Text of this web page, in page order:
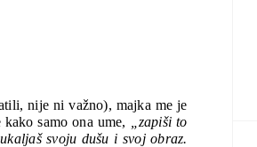
nije ni važno), majka me je
samo ona ume,
„zapiši to
svoju dušu i svoj obraz.